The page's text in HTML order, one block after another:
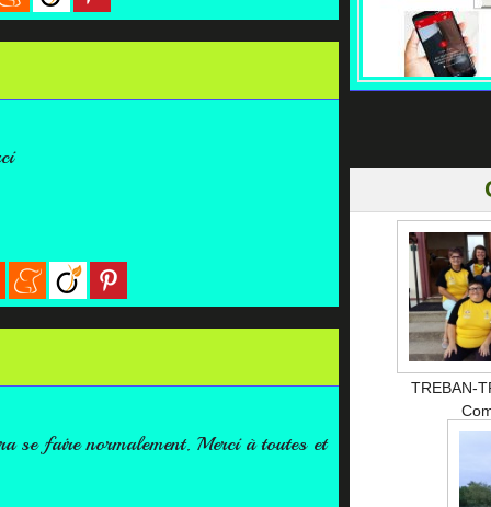
se faire normalement. Merci à toutes et
TREBAN-